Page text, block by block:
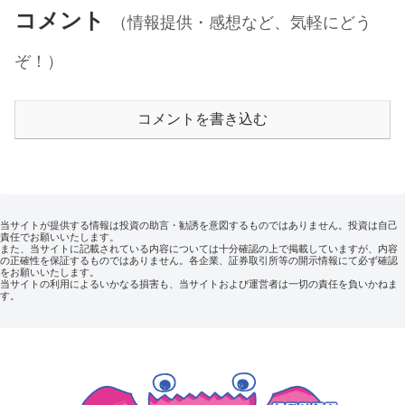
コメント
（情報提供・感想など、気軽にどう
ぞ！）
コメントを書き込む
当サイトが提供する情報は投資の助言・勧誘を意図するものではありません。投資は自己
責任でお願いいたします。
また、当サイトに記載されている内容については十分確認の上で掲載していますが、内容
の正確性を保証するものではありません。各企業、証券取引所等の開示情報にて必ず確認
をお願いいたします。
当サイトの利用によるいかなる損害も、当サイトおよび運営者は一切の責任を負いかねま
す。